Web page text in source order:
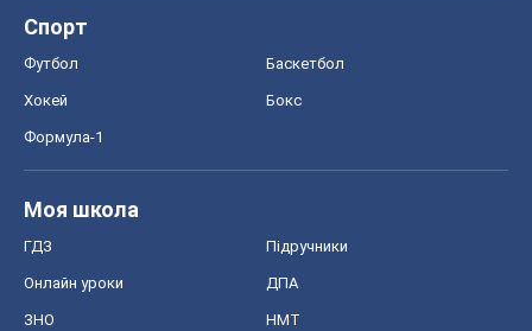
Спорт
Футбол Баскетбол
Хокей Бокс
Формула-1
Моя школа
ГДЗ Підручники
Онлайн уроки ДПА
ЗНО НМТ